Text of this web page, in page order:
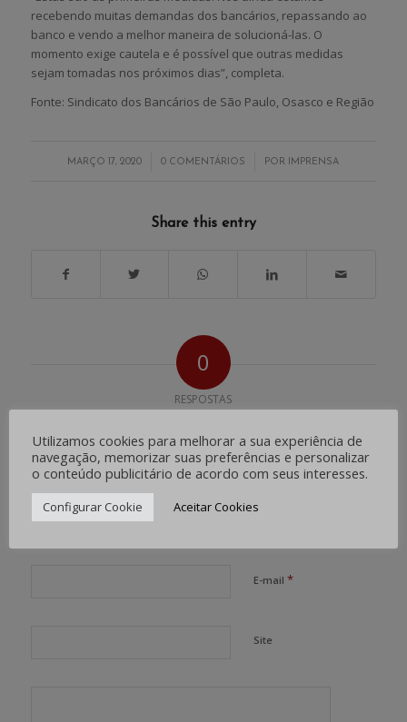
recebendo muitas demandas dos bancários, repassando ao
banco e vendo a melhor maneira de solucioná-las. O
momento exige cautela e é possível que outras medidas
sejam tomadas nos próximos dias”, completa.
Fonte: Sindicato dos Bancários de São Paulo, Osasco e Região
MARÇO 17, 2020
/ 0 COMENTÁRIOS
/ POR IMPRENSA
Share this entry
0
RESPOSTAS
Deixe uma resposta
Want to join the discussion?
Feel free to contribute!
E-mail *
Site
Utilizamos cookies para melhorar a sua experiência de
navegação, memorizar suas preferências e personalizar
o conteúdo publicitário de acordo com seus interesses.
Configurar Cookie Aceitar Cookies